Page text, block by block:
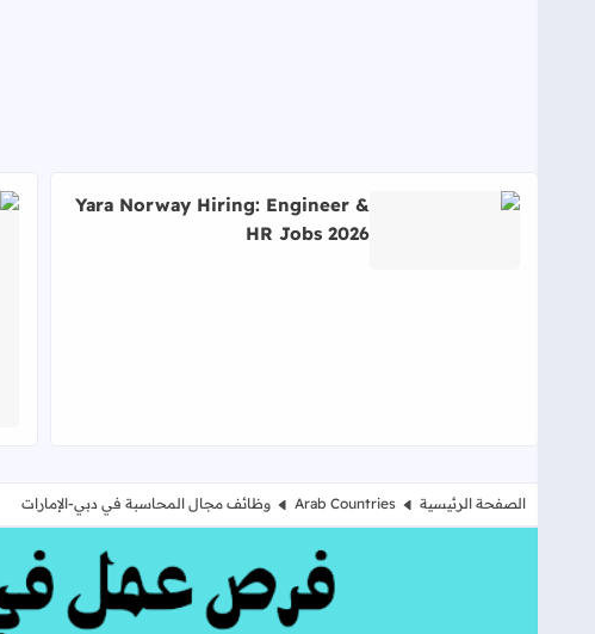
اقرأ المزيد عن Yara Norway Hiring: Engineer & HR Jobs 2026
Yara Norway Hiring: Engineer &
HR Jobs 2026
الصفحة الرئيسية Arab Countries وظائف مجال المحاسبة في دبي-الإمارات